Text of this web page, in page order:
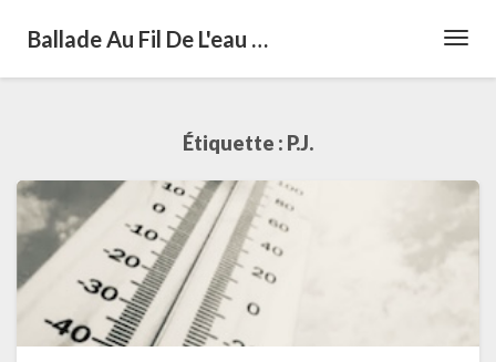
Ballade Au Fil De L'eau …
Étiquette : P.J.